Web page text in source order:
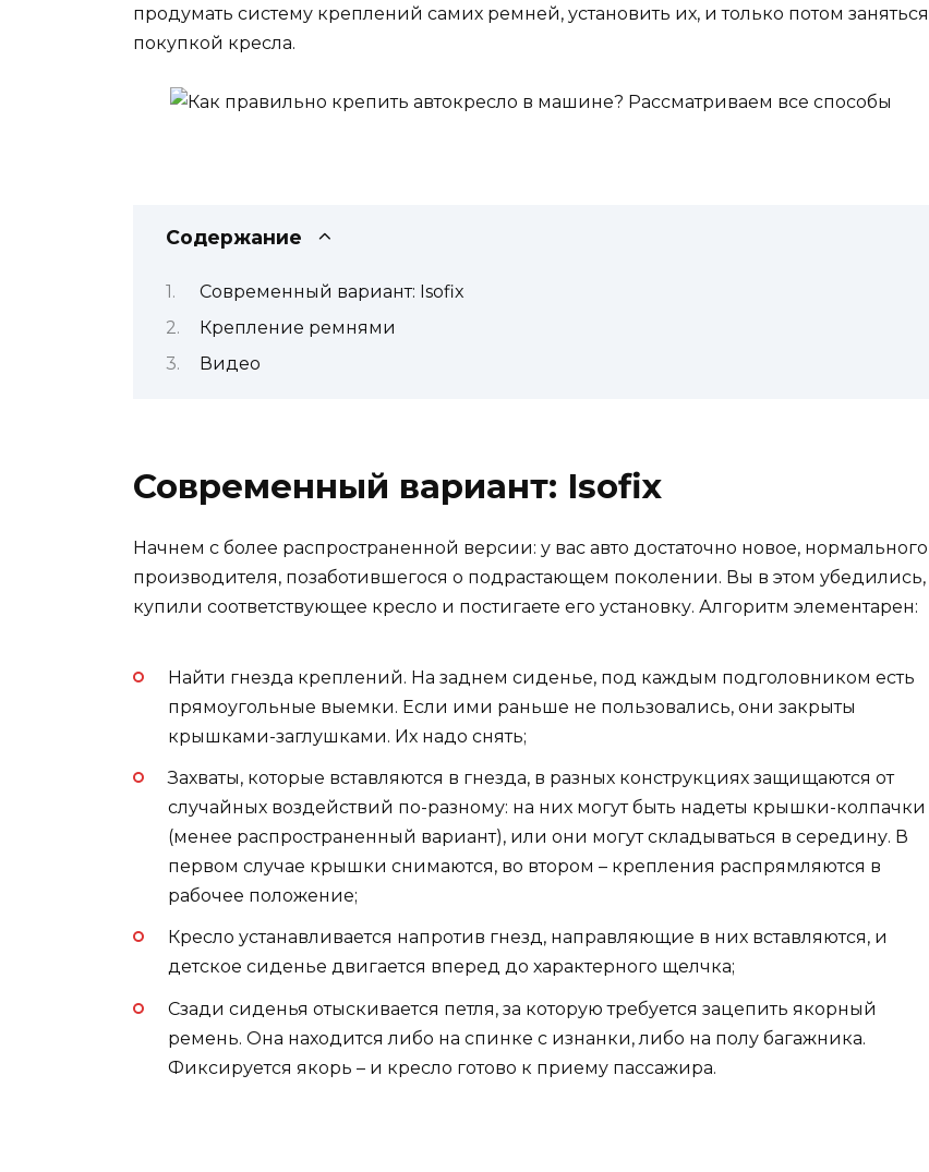
продумать систему креплений самих ремней, установить их, и только потом заняться
покупкой кресла.
Содержание
Современный вариант: Isofix
Крепление ремнями
Видео
Современный вариант: Isofix
Начнем с более распространенной версии: у вас авто достаточно новое, нормального
производителя, позаботившегося о подрастающем поколении. Вы в этом убедились,
купили соответствующее кресло и постигаете его установку. Алгоритм элементарен:
Найти гнезда креплений. На заднем сиденье, под каждым подголовником есть
прямоугольные выемки. Если ими раньше не пользовались, они закрыты
крышками-заглушками. Их надо снять;
Захваты, которые вставляются в гнезда, в разных конструкциях защищаются от
случайных воздействий по-разному: на них могут быть надеты крышки-колпачки
(менее распространенный вариант), или они могут складываться в середину. В
первом случае крышки снимаются, во втором – крепления распрямляются в
рабочее положение;
Кресло устанавливается напротив гнезд, направляющие в них вставляются, и
детское сиденье двигается вперед до характерного щелчка;
Сзади сиденья отыскивается петля, за которую требуется зацепить якорный
ремень. Она находится либо на спинке с изнанки, либо на полу багажника.
Фиксируется якорь – и кресло готово к приему пассажира.